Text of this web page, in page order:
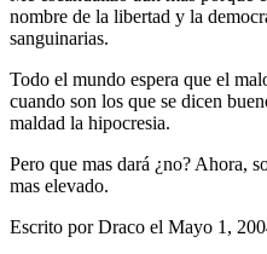
nombre de la libertad y la
sanguinarias.
Todo el mundo espera que el
cuando son los que se dicen
maldad la hipocresia.
Pero que mas dará ¿no? Ahora,
mas elevado.
Escrito por Draco el Mayo 1,